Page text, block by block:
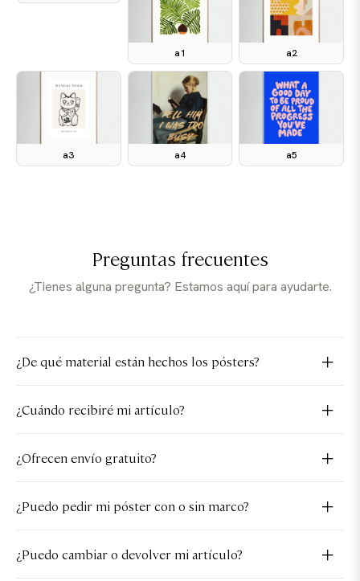
a1 a2
a3 a4 a5
Preguntas frecuentes
¿Tienes alguna pregunta? Estamos aquí para ayudarte.
¿De qué material están hechos los pósters?
¿Cuándo recibiré mi artículo?
¿Ofrecen envío gratuito?
¿Puedo pedir mi póster con o sin marco?
¿Puedo cambiar o devolver mi artículo?